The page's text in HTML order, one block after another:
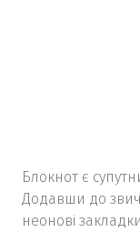
Блокнот є
Додавши до
неонові